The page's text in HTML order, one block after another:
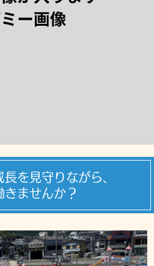
を見守りながら、
きませんか？